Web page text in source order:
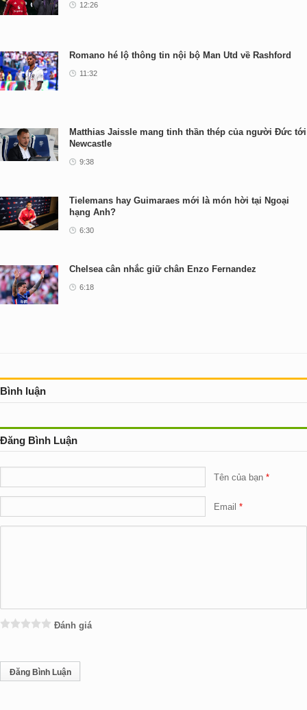
12:26
Romano hé lộ thông tin nội bộ Man Utd về Rashford
11:32
Matthias Jaissle mang tinh thần thép của người Đức tới
Newcastle
9:38
Tielemans hay Guimaraes mới là món hời tại Ngoại
hạng Anh?
6:30
Chelsea cân nhắc giữ chân Enzo Fernandez
6:18
Bình luận
Đăng Bình Luận
Tên của bạn
Email
Đánh giá